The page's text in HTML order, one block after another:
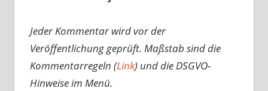
Jeder Kommentar wird vor der
Veröffentlichung geprüft. Maßstab sind die
Kommentarregeln (Link) und die DSGVO-
Hinweise im Menü.